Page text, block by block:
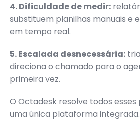
4. Dificuldade de medir:
substituem planilhas manuais e
em tempo real.
5. Escalada desnecessária:
direciona o chamado para o
primeira vez.
O Octadesk resolve todos
uma única plataforma integrada.